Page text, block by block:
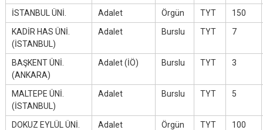
İSTANBUL ÜNİ. Adalet Örgün TYT
150
KADİR HAS ÜNİ.
(İSTANBUL)
Adalet Burslu TYT 7
BAŞKENT ÜNİ.
(ANKARA)
Adalet (İÖ) Burslu TYT 3
MALTEPE ÜNİ.
(İSTANBUL)
Adalet Burslu TYT 5
DOKUZ EYLÜL ÜNİ.
Adalet Örgün TYT 100